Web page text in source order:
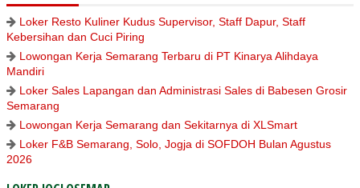
Loker Resto Kuliner Kudus Supervisor, Staff Dapur, Staff
Kebersihan dan Cuci Piring
Lowongan Kerja Semarang Terbaru di PT Kinarya Alihdaya
Mandiri
Loker Sales Lapangan dan Administrasi Sales di Babesen Grosir
Semarang
Lowongan Kerja Semarang dan Sekitarnya di XLSmart
Loker F&B Semarang, Solo, Jogja di SOFDOH Bulan Agustus
2026